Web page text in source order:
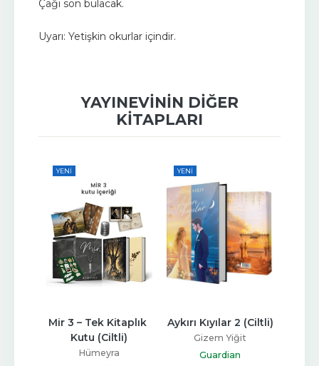
Çağı son bulacak.
Uyarı: Yetişkin okurlar içindir.
YAYINEVININ DIĞER
KITAPLARI
YENI
Mir 3 – Tek Kitaplık
Kutu (Ciltli)
Hümeyra
YENI
Aykırı Kıyılar 2 (Ciltli)
Gizem Yiğit
Guardian